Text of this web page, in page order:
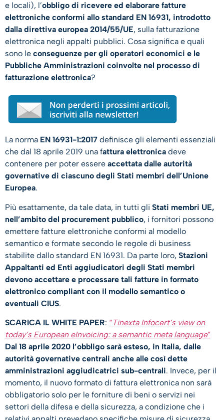
e locali), l’obbligo di ricevere ed elaborare fatture
elettroniche conformi allo standard EN 16931, introdotto
dalla direttiva europea 2014/55/UE, sulla fatturazione
elettronica negli appalti pubblici. Cosa significa e quali
sono le conseguenze per gli operatori economici e le
Pubbliche Amministrazioni coinvolte nel processo di
fatturazione elettronica?
La norma EN 16931-1:2017 definisce gli elementi essenziali
che dal 18 aprile 2019 una fattura elettronica deve
contenere per poter essere accettata dalle autorità
governative di ciascuno degli Stati membri dell’Unione
Europea.
Più esattamente, da tale data, in tutti gli Stati membri UE,
nell’ambito del procurement pubblico, i fornitori possono
emettere fatture elettroniche conformi al modello
semantico e formate secondo le regole di business
stabilite dallo standard EN 16931. Da parte loro, Stazioni
Appaltanti ed Enti aggiudicatori degli Stati membri
devono accettare e processare tali fatture in formato
elettronico compliant con il modello semantico o
eventuali CIUS.
SCARICA IL WHITE PAPER: “Tinexta Infocert’s view on
today’s European eInvoicing: a semantic meta language”
Dal 18 aprile 2020 l’obbligo sarà esteso, in Italia, dalle
autorità governative centrali anche alle così dette
amministrazioni aggiudicatrici sub-centrali. Invece, per il
momento, il nuovo formato di fattura elettronica non sarà
obbligatorio solo per le forniture di beni o servizi nei
settori della difesa e della sicurezza, a condizione che i